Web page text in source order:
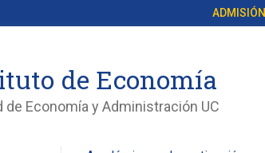
ADMISIÓN
de Economía
de Economía y Administración UC